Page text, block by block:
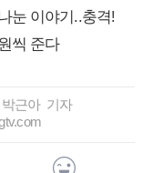
눈 이야기..충격!
씩 준다
근아 기자